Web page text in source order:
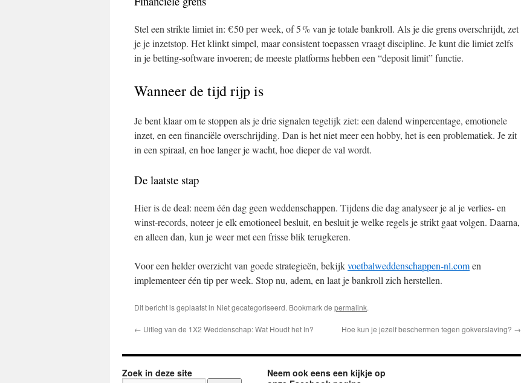
Stel een strikte limiet in: € 50 per week, of 5 % van je totale bankroll. Als je die grens overschrijdt, zet
je je inzetstop. Het klinkt simpel, maar consistent toepassen vraagt discipline. Je kunt die limiet zelfs
in je betting‑software invoeren; de meeste platforms hebben een “deposit limit” functie.
Wanneer de tijd rijp is
Je bent klaar om te stoppen als je drie signalen tegelijk ziet: een dalend winpercentage, emotionele
inzet, en een financiële overschrijding. Dan is het niet meer een hobby, het is een problematiek. Je zit
in een spiraal, en hoe langer je wacht, hoe dieper de val wordt.
De laatste stap
Hier is de deal: neem één dag geen weddenschappen. Tijdens die dag analyseer je al je verlies‑ en
winst‑records, noteer je elk emotioneel besluit, en besluit je welke regels je strikt gaat volgen. Daarna,
en alleen dan, kun je weer met een frisse blik terugkeren.
Voor een helder overzicht van goede strategieën, bekijkvoetbalweddenschappen-nl.comen
implementeer één tip per week. Stop nu, adem, en laat je bankroll zich herstellen.
Dit bericht is geplaatst in Niet gecategoriseerd. Bookmark de permalink.
← Uitleg van de 1X2 Weddenschap: Wat Houdt het In? Hoe kun je jezelf beschermen tegen gokverslaving? →
Zoek in deze site
Neem ook eens een kijkje op